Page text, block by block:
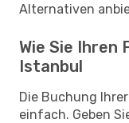
Alternativen
Wie Sie Ihren
Istanbul
Die Buchung
einfach. Geben